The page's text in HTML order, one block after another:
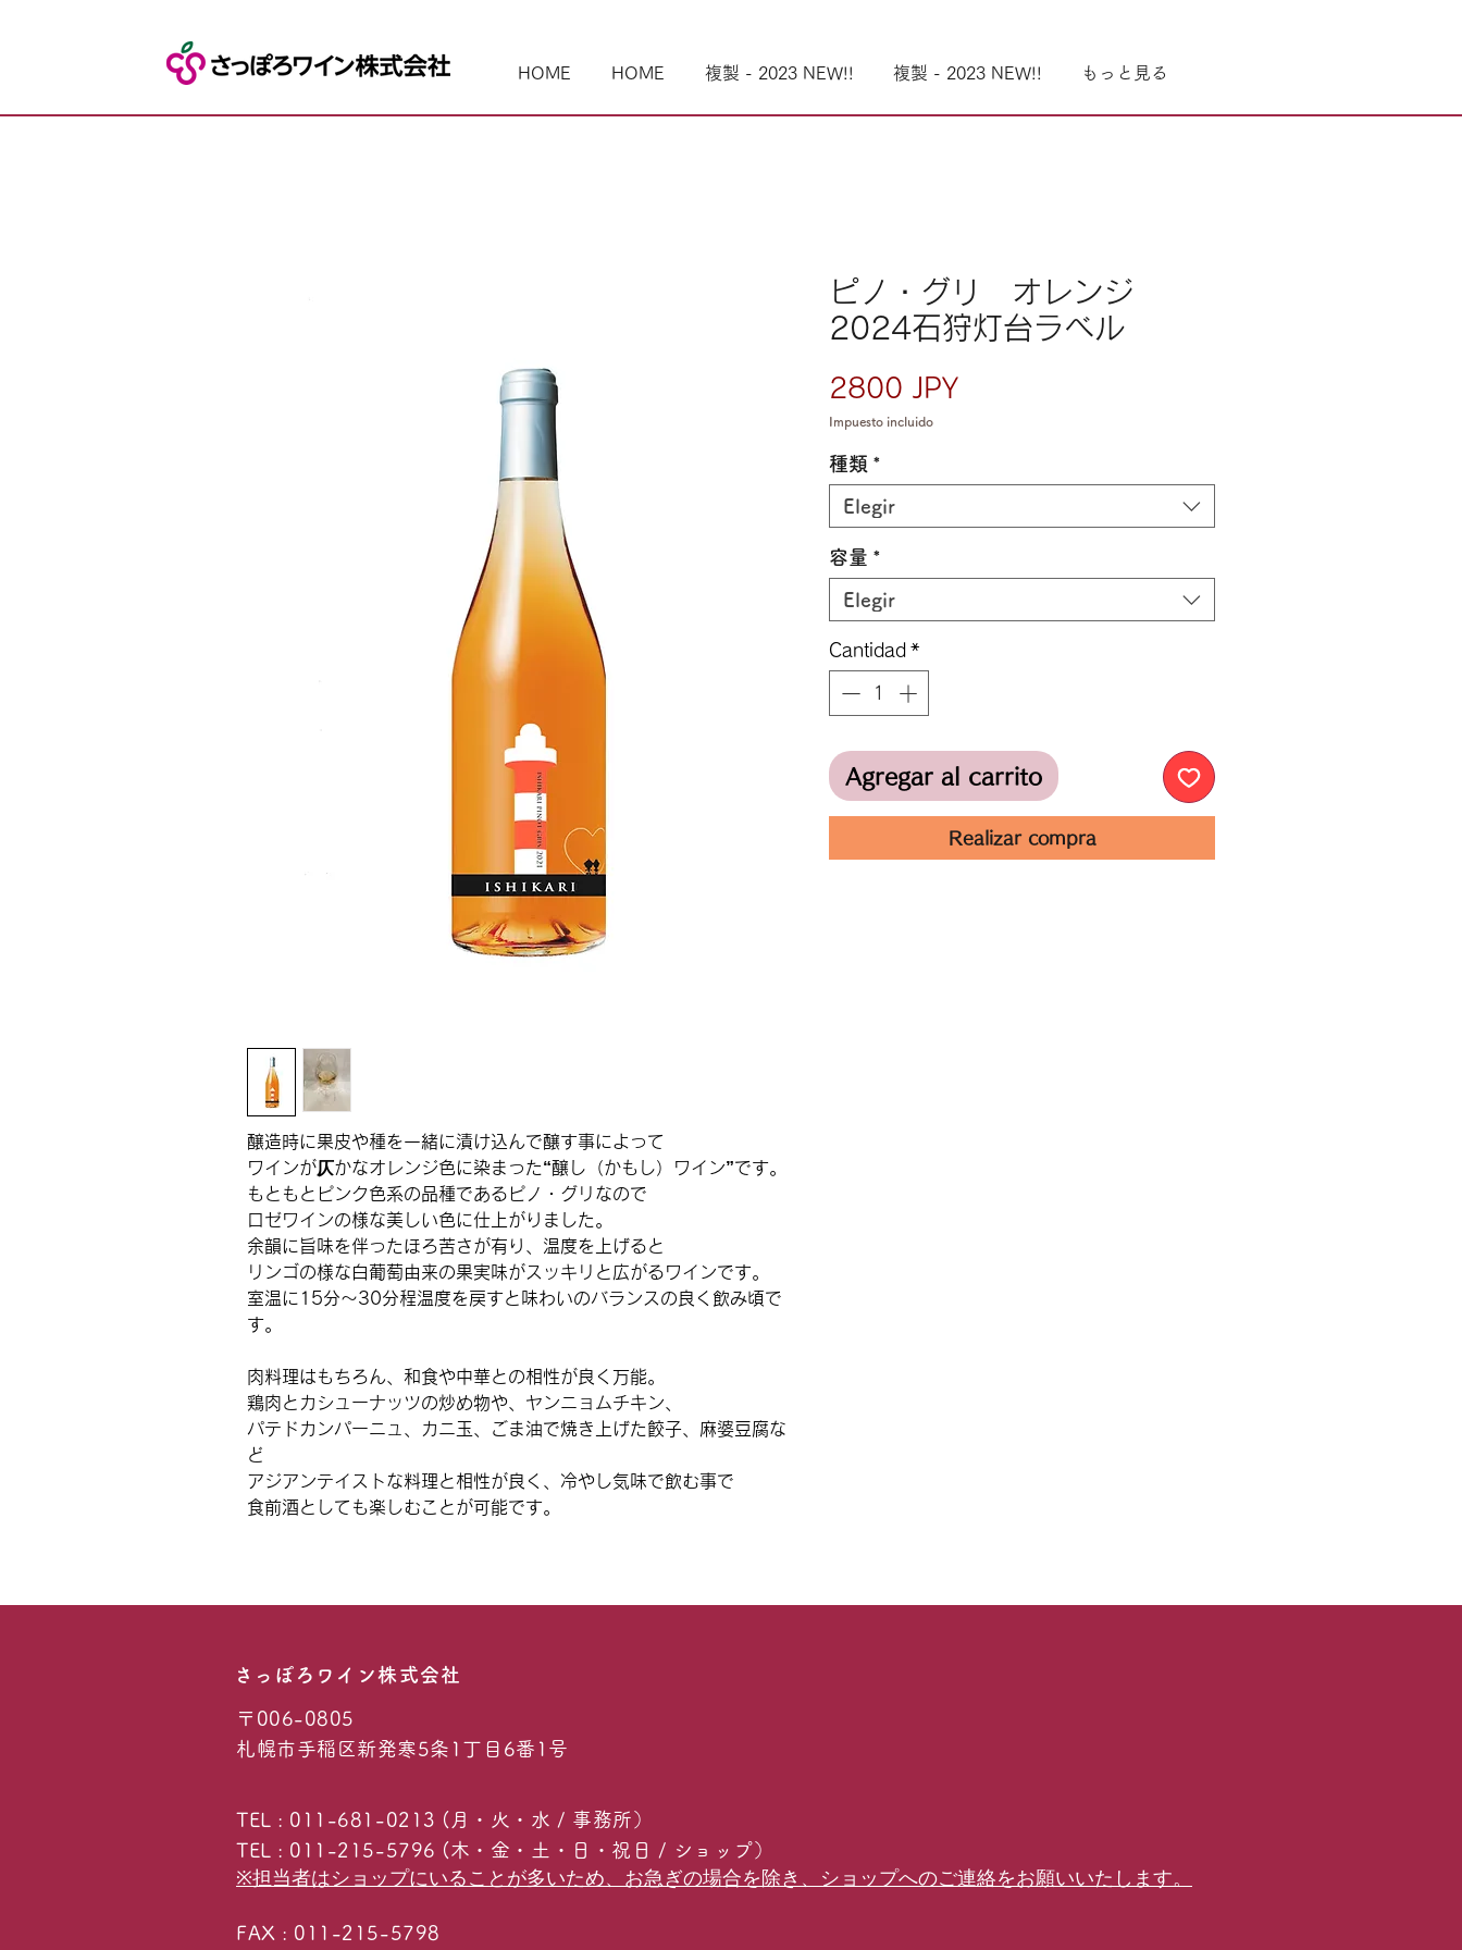
HOME HOME 複製 - 2023 NEW!! 複製 - 2023 NEW!! もっと見る
醸造時に果皮や種を一緒に漬け込んで醸す事によって
ワインが仄かなオレンジ色に染まった“醸し（かもし）ワイン”です。
もともとピンク色系の品種であるピノ・グリなので
ロゼワインの様な美しい色に仕上がりました。
余韻に旨味を伴ったほろ苦さが有り、温度を上げると
リンゴの様な白葡萄由来の果実味がスッキリと広がるワインです。
室温に15分～30分程温度を戻すと味わいのバランスの良く飲み頃で
す。
肉料理はもちろん、和食や中華との相性が良く万能。
鶏肉とカシューナッツの炒め物や、ヤンニョムチキン、
パテドカンパーニュ、カニ玉、ごま油で焼き上げた餃子、麻婆豆腐な
ど
アジアンテイストな料理と相性が良く、冷やし気味で飲む事で
食前酒としても楽しむことが可能です。
ピノ・グリ オレンジ
2024石狩灯台ラベル
2800 JPYPrecio
Impuesto incluido
種類 *
Elegir
容量 *
Elegir
Cantidad *
Agregar al carrito
Realizar compra
​さっぽろワイン株式会社
〒006-0805
札幌市手稲区新発寒5条1丁目6番1号
TEL : 011-681-0213 (月・火・水 / 事務所）
TEL : 011-215-5796 (木・金・土・日・祝日 / ショップ）
※担当者はショップにいることが多いため、お急ぎの場合を除き、ショップへのご連絡をお願いいたします。
FAX : 011-215-5798